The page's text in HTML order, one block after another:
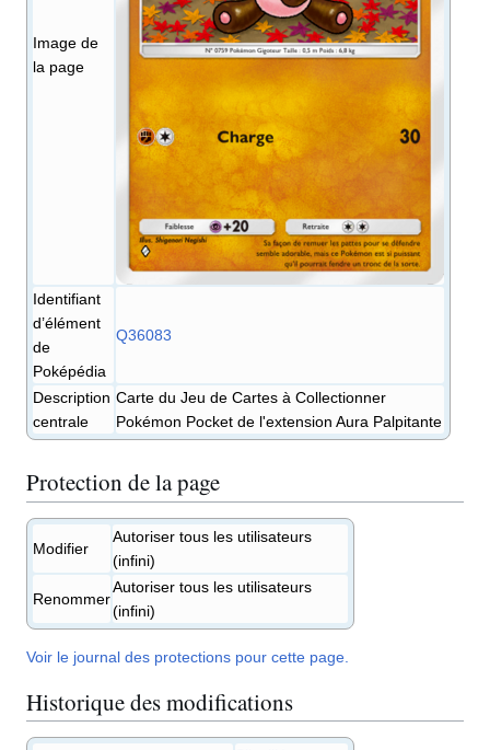
Image de
la page
Identifiant
d’élément
de
Poképédia
Q36083
Description
centrale
Carte du Jeu de Cartes à Collectionner
Pokémon Pocket de l'extension Aura Palpitante
Protection de la page
Modifier
Autoriser tous les utilisateurs
(infini)
Renommer
Autoriser tous les utilisateurs
(infini)
Voir le journal des protections pour cette page.
Historique des modifications